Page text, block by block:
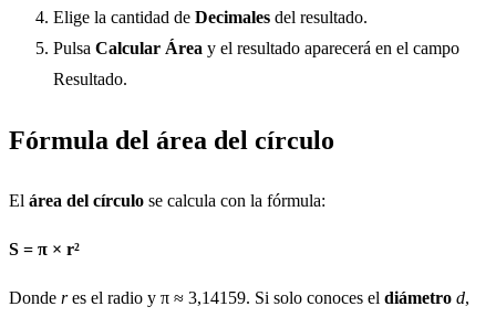
Elige la cantidad de Decimales del resultado.
Pulsa Calcular Área y el resultado aparecerá en el campo
Resultado.
Fórmula del área del círculo
El área del círculo se calcula con la fórmula:
S = π × r²
Donde res el radio y π ≈ 3,14159. Si solo conoces el diámetro d,